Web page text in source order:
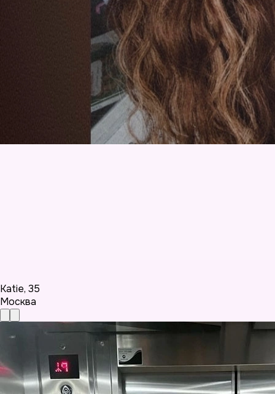
Katie, 35
Москва